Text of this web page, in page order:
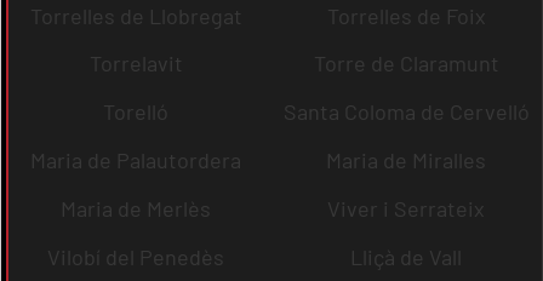
Torrelles de Llobregat
Torrelles de Foix
Torrelavit
Torre de Claramunt
Torelló
Santa Coloma de Cervelló
Maria de Palautordera
Maria de Miralles
Maria de Merlès
Viver i Serrateix
Vilobí del Penedès
Lliçà de Vall